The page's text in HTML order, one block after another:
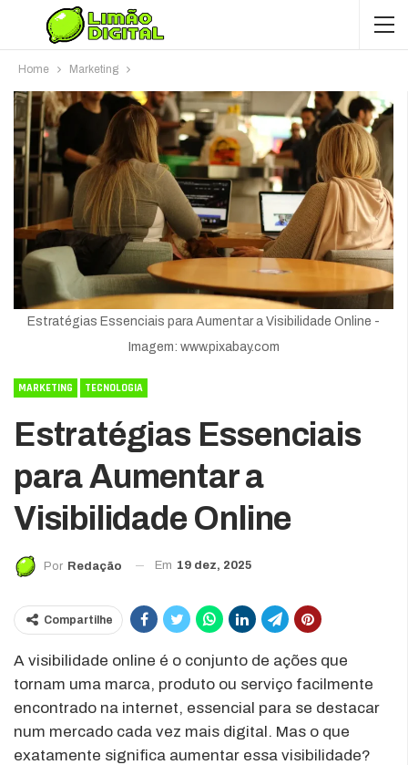
Home Marketing
Estratégias Essenciais para Aumentar a Visibilidade Online -
Imagem: www.pixabay.com
MARKETING TECNOLOGIA
Estratégias Essenciais
para Aumentar a
Visibilidade Online
Por Redação Em 19 dez, 2025
Compartilhe
A visibilidade online é o conjunto de ações que
tornam uma marca, produto ou serviço facilmente
encontrado na internet, essencial para se destacar
num mercado cada vez mais digital. Mas o que
exatamente significa aumentar essa visibilidade?